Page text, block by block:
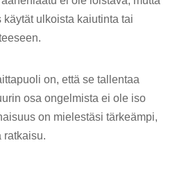
ulkoista kaiutinta tai
on, että se tallentaa
osa ongelmista ei ole iso
on mielestäsi tärkeämpi,
ratkaisu.